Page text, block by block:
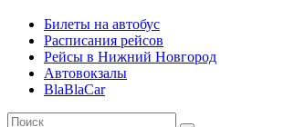
Билеты на автобус
Расписания рейсов
Рейсы в Нижний Новгород
Автовокзалы
BlaBlaCar